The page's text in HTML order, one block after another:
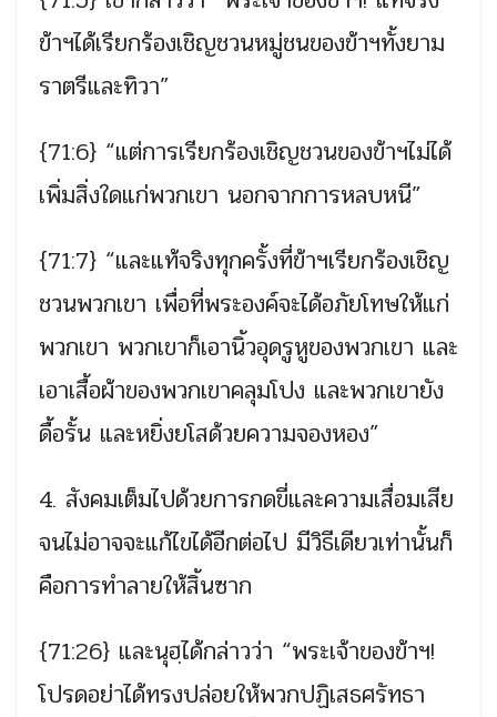
ข้าฯได้เรียกร้องเชิญชวนหมู่ชนของข้าฯทั้งยาม
ราตรีและทิวา”
{71:6} “แต่การเรียกร้องเชิญชวนของข้าฯไม่ได้
เพิ่มสิ่งใดแก่พวกเขา นอกจากการหลบหนี”
{71:7} “และแท้จริงทุกครั้งที่ข้าฯเรียกร้องเชิญ
ชวนพวกเขา เพื่อที่พระองค์จะได้อภัยโทษให้แก่
พวกเขา พวกเขาก็เอานิ้วอุดรูหูของพวกเขา และ
เอาเสื้อผ้าของพวกเขาคลุมโปง และพวกเขายัง
ดื้อรั้น และหยิ่งยโสด้วยความจองหอง”
4. สังคมเต็มไปด้วยการกดขี่และความเสื่อมเสีย
จนไม่อาจจะแก้ไขได้อีกต่อไป มีวิธีเดียวเท่านั้นก็
คือการทำลายให้สิ้นซาก
{71:26} และนุฮฺได้กล่าวว่า “พระเจ้าของข้าฯ!
โปรดอย่าได้ทรงปล่อยให้พวกปฏิเสธศรัทธา